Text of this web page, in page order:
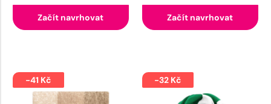
Začít navrhovat Začít navrhovat
-41 Kč -32 Kč